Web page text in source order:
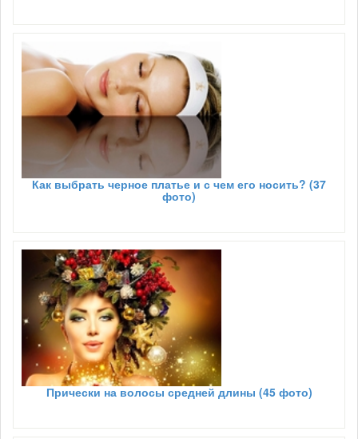
Как выбрать черное платье и с чем его носить? (37
фото)
Прически на волосы средней длины (45 фото)